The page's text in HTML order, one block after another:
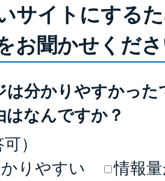
サイトにする
お聞かせくだ
は分かりやすかっ
はなんですか？
）
りやすい
情報